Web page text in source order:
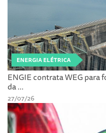
ENERGIA ELÉTRICA
ENGIE contrata WEG para
da ...
27/07/26